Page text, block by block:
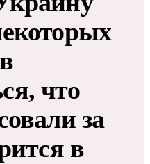
что
за
в